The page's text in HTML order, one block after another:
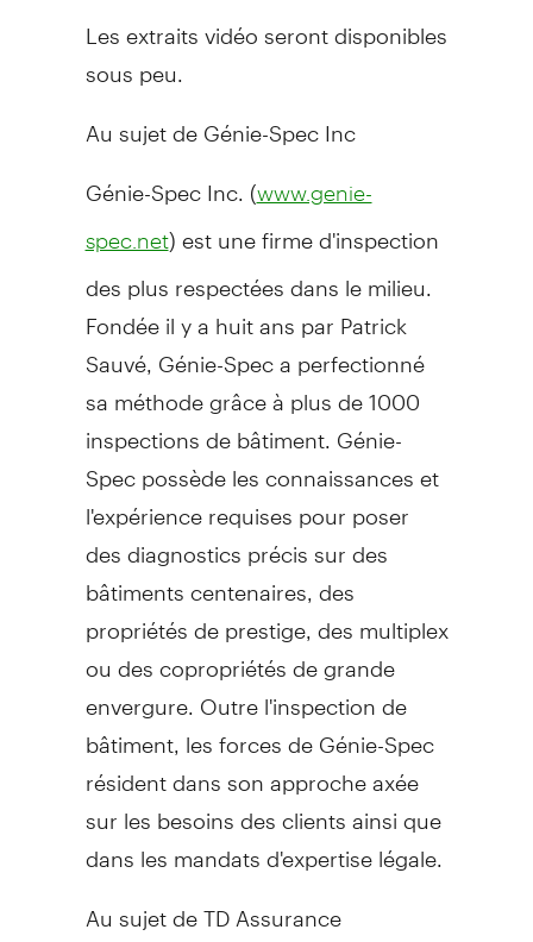
Les extraits vidéo seront disponibles
sous peu.
Au sujet de Génie-Spec Inc
Génie-Spec Inc. (www.genie-
spec.net) est une firme d'inspection
des plus respectées dans le milieu.
Fondée il y a huit ans par Patrick
Sauvé, Génie-Spec a perfectionné
sa méthode grâce à plus de 1000
inspections de bâtiment. Génie-
Spec possède les connaissances et
l'expérience requises pour poser
des diagnostics précis sur des
bâtiments centenaires, des
propriétés de prestige, des multiplex
ou des copropriétés de grande
envergure. Outre l'inspection de
bâtiment, les forces de Génie-Spec
résident dans son approche axée
sur les besoins des clients ainsi que
dans les mandats d'expertise légale.
Au sujet de TD Assurance